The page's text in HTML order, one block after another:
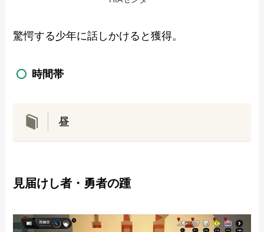
驚愕する少年に話しかけると獲得。
時間帯
昼
見届けし者・勇者の踵